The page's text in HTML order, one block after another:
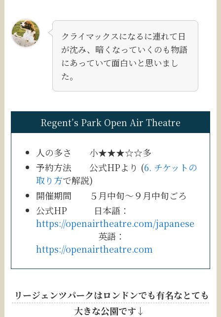
クライマックスになるに連れて日
が沈み、暗くなっていくのも物語
にあっていて面白いと思いまし
た。
Regent’s Park Open Air Theatre
人の多さ 小★★★☆☆多
予約方法 公式HPより (6. チケットの
取り方で解説)
開催期間 ５月中旬〜９月中旬ごろ
公式HP 日本語：
https://openairtheatre.com/japanese
英語：
https://openairtheatre.com
リージェンツパークはロンドンでも有名なとても
大きな公園です↓